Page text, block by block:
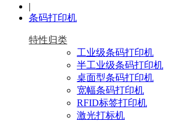
|
条码打印机
特性归类
工业级条码打印机
半工业级条码打印机
桌面型条码打印机
宽幅条码打印机
RFID标签打印机
激光打标机